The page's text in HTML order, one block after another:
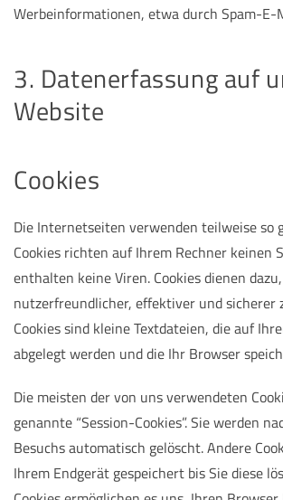
Werbeinformationen, etwa durch Spam-E-
3. Datenerfassung auf
Website
Cookies
Die Internetseiten verwenden teilweise so
Cookies richten auf Ihrem Rechner keinen
enthalten keine Viren. Cookies dienen
nutzerfreundlicher, effektiver und sicherer
Cookies sind kleine Textdateien, die auf
abgelegt werden und die Ihr Browser
Die meisten der von uns verwendeten
genannte “Session-Cookies”. Sie werden
Besuchs automatisch gelöscht. Andere
Ihrem Endgerät gespeichert bis Sie diese